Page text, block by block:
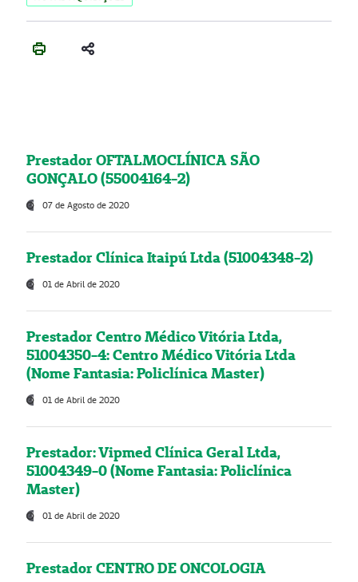
Prestador OFTALMOCLÍNICA SÃO
GONÇALO (55004164-2)
07 de Agosto de 2020
Prestador Clínica Itaipú Ltda (51004348-2)
01 de Abril de 2020
Prestador Centro Médico Vitória Ltda,
51004350-4: Centro Médico Vitória Ltda
(Nome Fantasia: Policlínica Master)
01 de Abril de 2020
Prestador: Vipmed Clínica Geral Ltda,
51004349-0 (Nome Fantasia: Policlínica
Master)
01 de Abril de 2020
Prestador CENTRO DE ONCOLOGIA